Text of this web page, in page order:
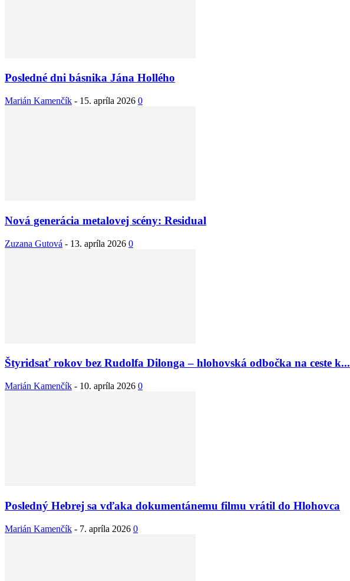
Posledné dni básnika Jána Hollého
Marián Kamenčík - 15. apríla 2026 0
Nová generácia metalovej scény: Residual
Zuzana Gutová - 13. apríla 2026 0
Štyridsať rokov bez Rudolfa Dilonga – hlohovská odbočka na ceste k...
Marián Kamenčík - 10. apríla 2026 0
Posledný Hebrej sa vďaka dokumentánemu filmu vrátil do Hlohovca
Marián Kamenčík - 7. apríla 2026 0